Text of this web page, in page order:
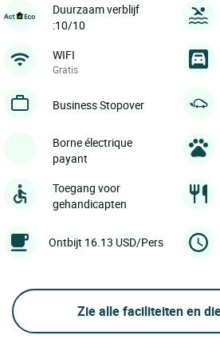
Duurzaam verblijf
:10/10
WIFI
Gratis
Business Stopover
Borne électrique
payant
Toegang voor
gehandicapten
Ontbijt 16.13 USD/Pers
Zie alle faciliteiten en